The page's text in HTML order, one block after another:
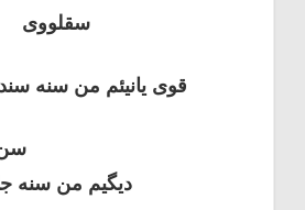
سقلووی
قوی یانیئم من سنه
سن
دیگیم من سنه